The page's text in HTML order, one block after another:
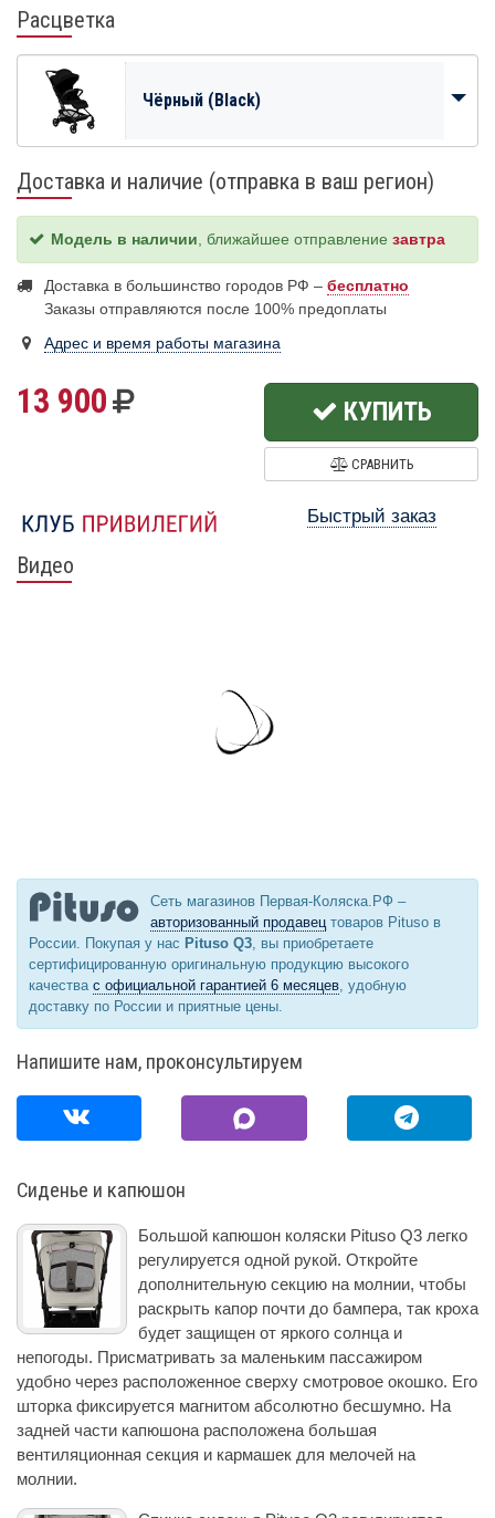
Расцветка
Чёрный (Black)
Доставка и наличие (отправка в ваш регион)
Модель в наличии , ближайшее отправление завтра
Доставка в большинство городов РФ – бесплатно
Заказы отправляются после 100% предоплаты
Адрес и время работы магазина
13 900 КУПИТЬ
СРАВНИТЬ
Быстрый заказ
Видео
Сеть магазинов Первая-Коляска.РФ –
авторизованный продавец товаров Pituso в
России. Покупая у нас Pituso Q3 , вы приобретаете
сертифицированную оригинальную продукцию высокого
качества с официальной гарантией 6 месяцев , удобную
доставку по России и приятные цены.
Напишите нам, проконсультируем
Сиденье и капюшон
Большой капюшон коляски Pituso Q3 легко
регулируется одной рукой. Откройте
дополнительную секцию на молнии, чтобы
раскрыть капор почти до бампера, так кроха
будет защищен от яркого солнца и
непогоды. Присматривать за маленьким пассажиром
удобно через расположенное сверху смотровое окошко. Его
шторка фиксируется магнитом абсолютно бесшумно. На
задней части капюшона расположена большая
вентиляционная секция и кармашек для мелочей на
молнии.